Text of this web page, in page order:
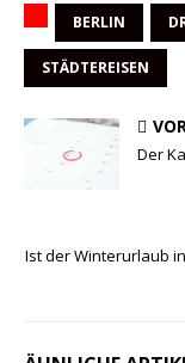
BERLIN
STÄDTEREISEN
Der
Ist der Winterurlaub